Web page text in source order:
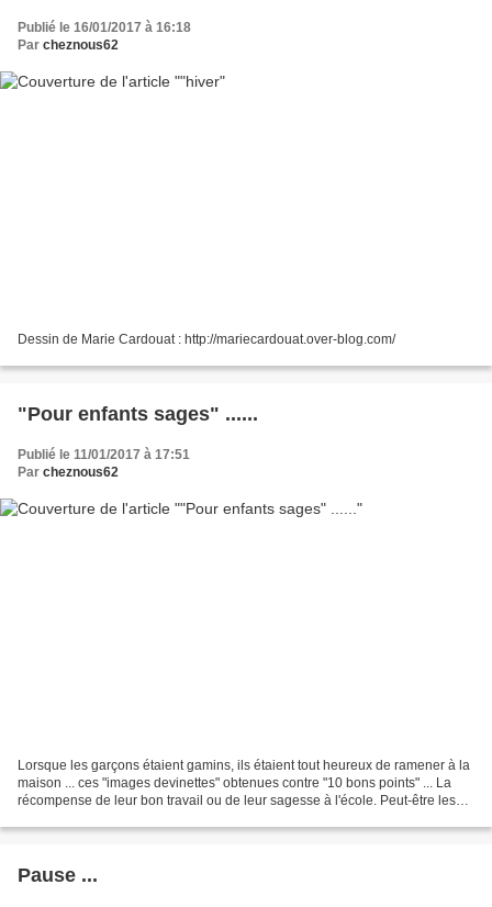
Publié le 16/01/2017 à 16:18
Par cheznous62
Dessin de Marie Cardouat : http://mariecardouat.over-blog.com/
"Pour enfants sages" ......
Publié le 11/01/2017 à 17:51
Par cheznous62
Lorsque les garçons étaient gamins, ils étaient tout heureux de ramener à la
maison ... ces "images devinettes" obtenues contre "10 bons points" ... La
récompense de leur bon travail ou de leur sagesse à l'école. Peut-être les
Pause ...